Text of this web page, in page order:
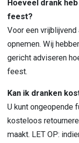
Hoeveel drank
feest?
Voor een
opnemen. Wij
gericht adviseren
feest.
Kan ik dranken
U kunt ongeopende
kosteloos
maakt. LET OP: